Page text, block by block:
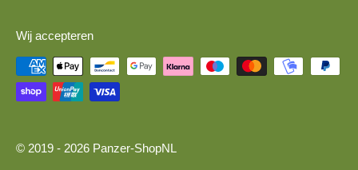
Wij accepteren
© 2019 - 2026 Panzer-ShopNL